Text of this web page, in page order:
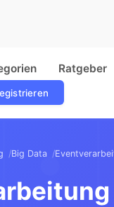
Ratgeber
Big Data